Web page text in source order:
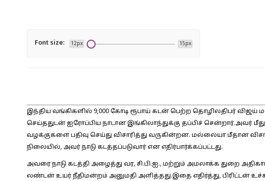
Font size: 12px 15px
இந்திய வங்கிகளில் 9,000 கோடி ரூபாய் கடன் பெற்ற தொழிலதிபர் விஜய்
செய்ததுடன் ஐரோப்பிய நாடான இங்கிலாந்துக்கு தப்பிச் சென்றார்.அவர் மீது
வழக்குகளை பதிவு செய்து விசாரித்து வருகின்றன. மல்லையா மீதான
நிலையில், அவர் நாடு கடத்தப்படுவார் என எதிர்பார்க்கப்பட்டது.
அவரை நாடு கடத்தி அழைத்து வர, சி.பி.ஐ., மற்றும் அமலாக்க துறை
லண்டன் உயர் நீதிமன்றம் அனுமதி அளித்தது.இதை எதிர்த்து, பிரிட்டன்